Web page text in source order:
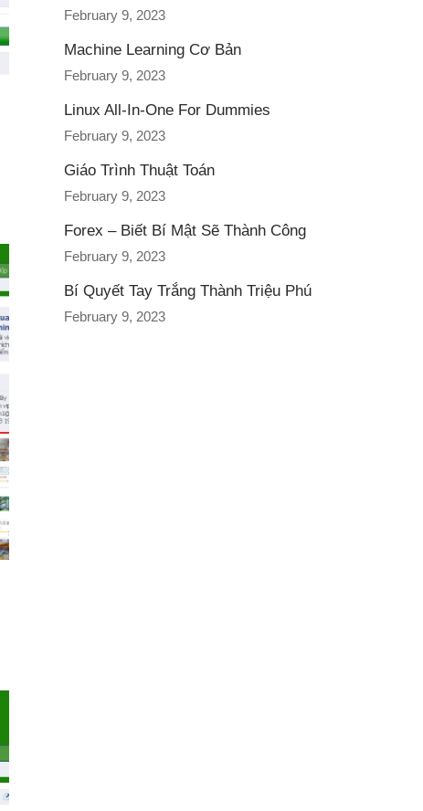
February 9, 2023
Machine Learning Cơ Bản
February 9, 2023
Linux All-In-One For Dummies
February 9, 2023
Giáo Trình Thuật Toán
February 9, 2023
Forex – Biết Bí Mật Sẽ Thành Công
February 9, 2023
Bí Quyết Tay Trắng Thành Triệu Phú
February 9, 2023